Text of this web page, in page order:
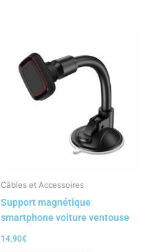
Câbles et Accessoires
Support magnétique
smartphone voiture ventouse
14.90€